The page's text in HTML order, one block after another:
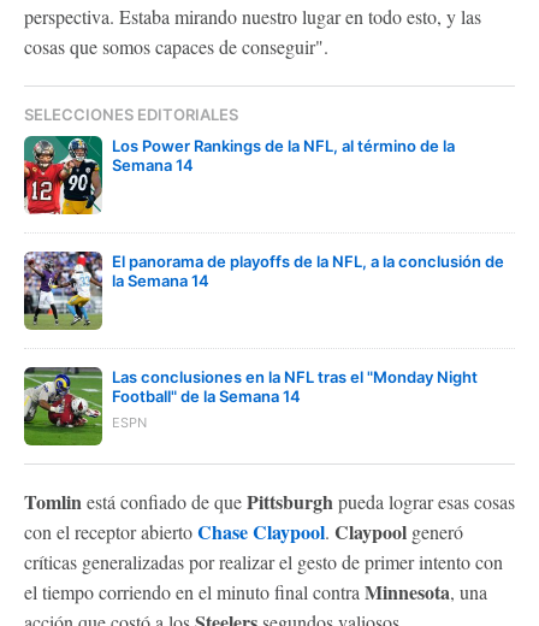
perspectiva. Estaba mirando nuestro lugar en todo esto, y las
cosas que somos capaces de conseguir".
SELECCIONES EDITORIALES
Los Power Rankings de la NFL, al término de la
Semana 14
El panorama de playoffs de la NFL, a la conclusión de
la Semana 14
Las conclusiones en la NFL tras el "Monday Night
Football" de la Semana 14
ESPN
Tomlinestá confiado de quePittsburghpueda lograr esas cosas
con el receptor abiertoChase Claypool. Claypool generó
críticas generalizadas por realizar el gesto de primer intento con
el tiempo corriendo en el minuto final contra Minnesota, una